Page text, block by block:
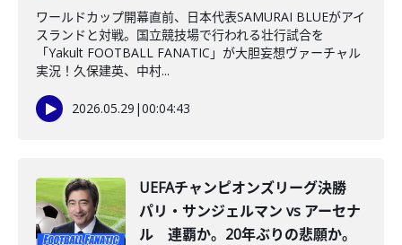
ワールドカップ開幕直前、日本代表SAMURAI BLUEがアイ
スランドと対戦。国立競技場で行われる壮行試合を
「Yakult FOOTBALL FANATIC」が大胆妄想ヴァーチャル
実況！久保建英、中村...
2026.05.29 |00:04:43
UEFAチャンピオンズリーグ決勝
パリ・サンジェルマン vs アーセナ
ル 連覇か。20年ぶりの悲願か。